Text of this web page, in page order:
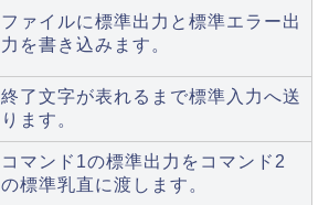
ファイルに標準出力と標準エラー出
力を書き込みます。
終了文字が表れるまで標準入力へ送
ります。
コマンド1の標準出力をコマンド2
の標準乳直に渡します。